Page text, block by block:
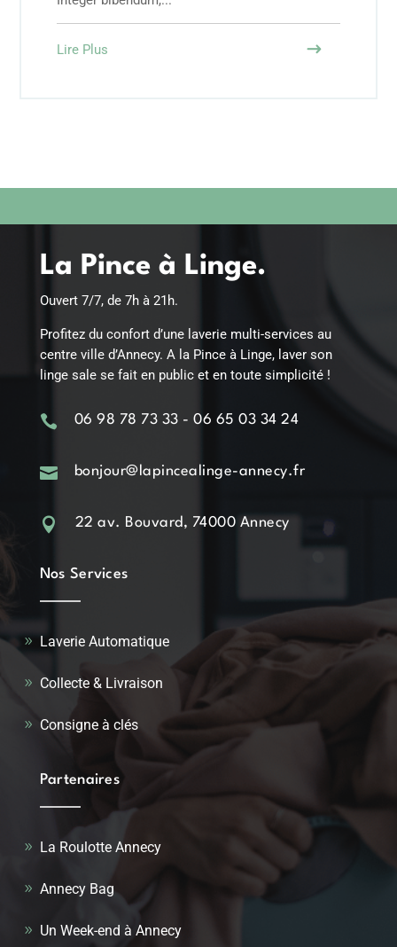
Lire Plus
La Pince à Linge.
Ouvert 7/7, de 7h à 21h.
Profitez du confort d’une laverie multi-services au
centre ville d’Annecy. A la Pince à Linge, laver son
linge sale se fait en public et en toute simplicité !
 06 98 78 73 33 - 06 65 03 34 24
 bonjour@lapincealinge-annecy.fr
 22 av. Bouvard, 74000 Annecy
Nos Services
Laverie Automatique
Collecte & Livraison
Consigne à clés
Partenaires
La Roulotte Annecy
Annecy Bag
Un Week-end à Annecy